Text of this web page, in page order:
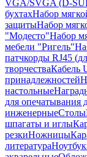
VGA/SVGA (D-
бухтахНабор
защитыНабор
"Модесто"Набор
мебели "Ригель"
патчкорды RJ45
творчестваКабель
принадлежностей
настольные
для опечатывания
инженерныеСтолы
шпагаты и иглы
резкиНожницы
литература